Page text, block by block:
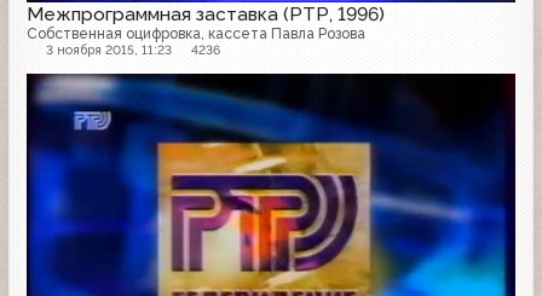
Межпрограммная заставка (РТР, 1996)
Собственная оцифровка, кассета Павла Розова
3 ноября 2015, 11:23 4236
Заставка